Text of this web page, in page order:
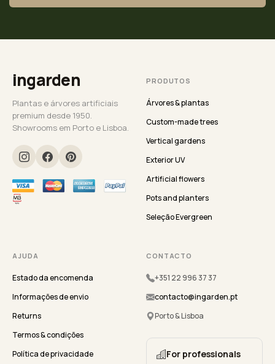
ingarden
Plantas e árvores artificiais
premium desde 1950.
Showrooms em Porto e Lisboa.
PRODUTOS
Árvores & plantas
Custom-made trees
Vertical gardens
Exterior UV
Artificial flowers
Pots and planters
Seleção Evergreen
AJUDA
Estado da encomenda
Informações de envio
Returns
Termos & condições
Política de privacidade
CONTACTO
+351 22 996 37 37
contacto@ingarden.pt
Porto & Lisboa
For professionals